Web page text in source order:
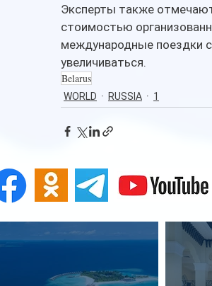
Эксперты также
стоимостью
международные поездки
увеличиваться.
Belarus
WORLD RUSSIA 1